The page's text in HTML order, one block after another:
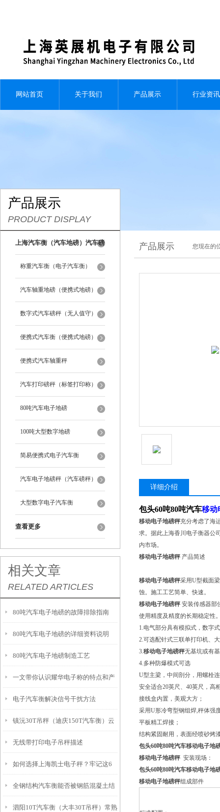
网站首页 关于我们 产品展示 行业资讯
产品展示
PRODUCT DISPLAY
上海汽车衡（汽车地磅）汽车磅
秤称重汽车衡（电子汽车衡）
汽车轴重地磅（便携式地磅）
数字式汽车磅秤（无人值守）
便携式汽车衡（便携式地磅）
便携式汽车轴重秤
汽车打印磅秤（标签打印称）
80吨汽车电子地磅
100吨大型数字地磅
简易便携式电子汽车衡
汽车电子地磅秤（汽车磅秤）
大型数字电子汽车衡
查看更多
相关文章
RELATED ARTICLES
80吨汽车电子地磅的故障排除指南
80吨汽车电子地磅的详细资料说明
80吨汽车电子地磅制造工艺
一文带你认识耀华电子称的特点和产
品参数
电子汽车衡解决信号干扰方法
镇沅30T吊秤（迪庆150T汽车衡）云
县10T地磅）澜沧轨道衡器维修
无线带打印电子吊秤描述
如何选择上海凯士电子秤？牢记这6
点
全钢结构汽车衡能否被钢筋混凝土结
构电子汽车衡逐步取代？
泗阳10T汽车衡（大丰30T吊秤）常熟
产品展示 您现在的
详细介绍
包头60吨80吨汽车移动
移动电子地磅秤充分考虑了海
求。据此上海香川电子衡器公
内市场。
移动电子地磅秤 产品简述
移动电子地磅秤采用U型截面
蚀。施工工艺简单、快速。
移动电子地磅秤安装传感器部
使用精度及精度的长期稳定性
1.电气部分具有模拟式，数字
2.可选配针式三联单打印机、
3.移动电子地磅秤无基坑或有
4.多种防爆模式可选
U型主梁，中间剖分，用螺栓
安全适合20英尺、40英尺，高
接线盒内置，美观大方；
采用U形冷弯型钢组焊,秤体强
平板精工焊接；
结构紧固耐用，表面经喷砂烤
包头60吨80吨汽车移动电子地
移动电子地磅秤 安装现场：
包头60吨80吨汽车移动电子地
移动电子地磅秤组成部件